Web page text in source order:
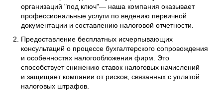
организаций "под ключ"— наша компания оказывает
профессиональные услуги по ведению первичной
документации и составлению налоговой отчетности.
Предоставление бесплатных исчерпывающих
консультаций о процессе бухгалтерского сопровождения
и особенностях налогообложения фирм. Это
способствует снижению ставок налоговых начислений
и защищает компании от рисков, связанных с уплатой
налоговых штрафов.